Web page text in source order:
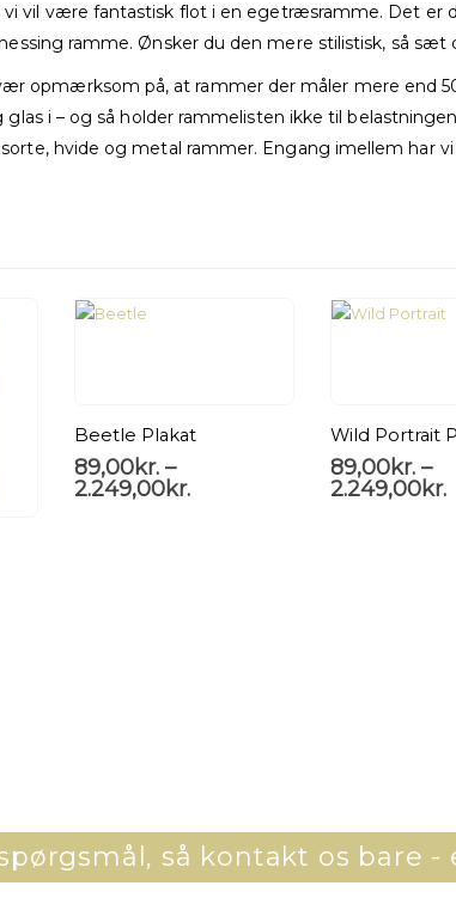
vi vil være fantastisk flot i en egetræsramme. Det er
ramme. Ønsker du den mere stilistisk, så
opmærksom på, at rammer der måler mere end
i – og så holder rammelisten ikke til
hvide og metal rammer. Engang imellem har
Beetle Plakat
89,00kr. –
2.249,00kr.
Wild Portrait
89,00kr. –
2.249,00kr.
så kontakt os bare